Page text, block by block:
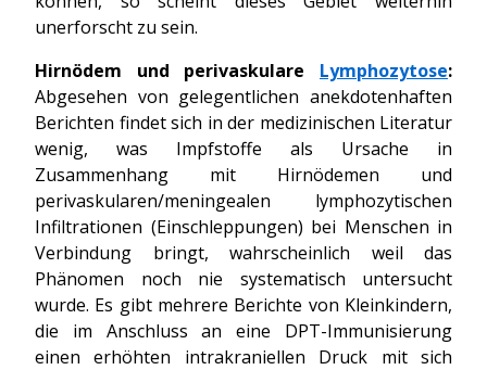
unerforscht zu sein.
Hirnödem und perivaskulare Lymphozytose:
Abgesehen von gelegentlichen anekdotenhaften
Berichten findet sich in der medizinischen Literatur
wenig, was Impfstoffe als Ursache in
Zusammenhang mit Hirnödemen und
perivaskularen/meningealen lymphozytischen
Infiltrationen (Einschleppungen) bei Menschen in
Verbindung bringt, wahrscheinlich weil das
Phänomen noch nie systematisch untersucht
wurde. Es gibt mehrere Berichte von Kleinkindern,
die im Anschluss an eine DPT-Immunisierung
einen erhöhten intrakraniellen Druck mit sich